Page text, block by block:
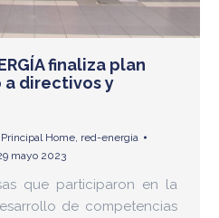
finaliza plan
directivos y
Principal Home red-energia
mayo 2023
que participaron en la
de competencias